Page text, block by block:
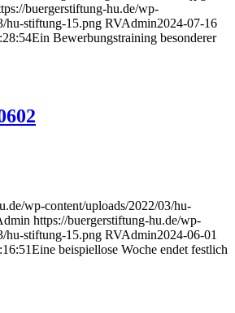
buergerstiftung-hu.de/wp-
hu-stiftung-15.png RVAdmin2024-07-16
Ein Bewerbungstraining besonderer
wp-content/uploads/2022/03/hu-
https://buergerstiftung-hu.de/wp-
hu-stiftung-15.png RVAdmin2024-06-01
Eine beispiellose Woche endet festlich